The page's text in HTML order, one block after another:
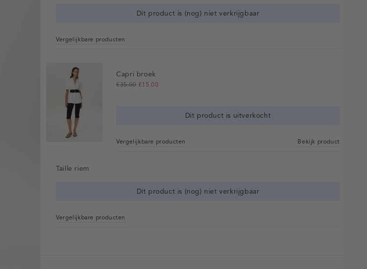
Dit product is (nog) niet verkrijgbaar
Vergelijkbare producten
Capri broek
€35.00 €15.00
Dit product is uitverkocht
Vergelijkbare producten Bekijk product
Taille riem
Dit product is (nog) niet verkrijgbaar
Vergelijkbare producten